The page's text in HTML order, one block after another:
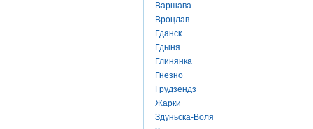
Варшава
Вроцлав
Гданск
Гдыня
Глинянка
Гнезно
Грудзендз
Жарки
Здуньска-Воля